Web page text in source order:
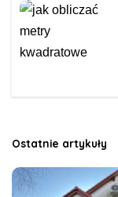
Ostatnie artykuły